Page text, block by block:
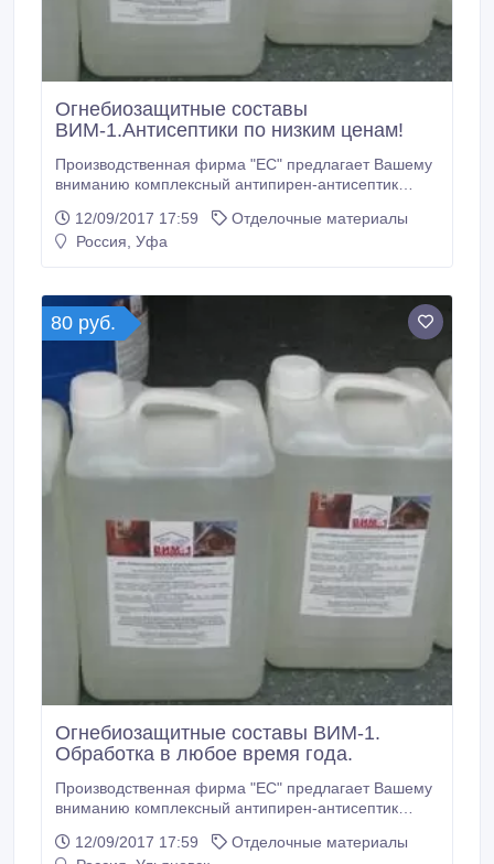
Огнебиозащитные составы
ВИМ-1.Антисептики по низким ценам!
Производственная фирма "ЕС" предлагает Вашему
вниманию комплексный антипирен-антисептик
составы прекрасно подходят как для
профессионального, так и бытового использования.
древесины и изделий на её основе способом
поверхностной пропитки.
12/09/2017 17:59
Отделочные материалы
Россия, Уфа
80 руб.
Огнебиозащитные составы ВИМ-1.
Обработка в любое время года.
Производственная фирма "ЕС" предлагает Вашему
вниманию комплексный антипирен-антисептик
Составы ВИМ-1 предназначены для комплексной
12/09/2017 17:59
Отделочные материалы